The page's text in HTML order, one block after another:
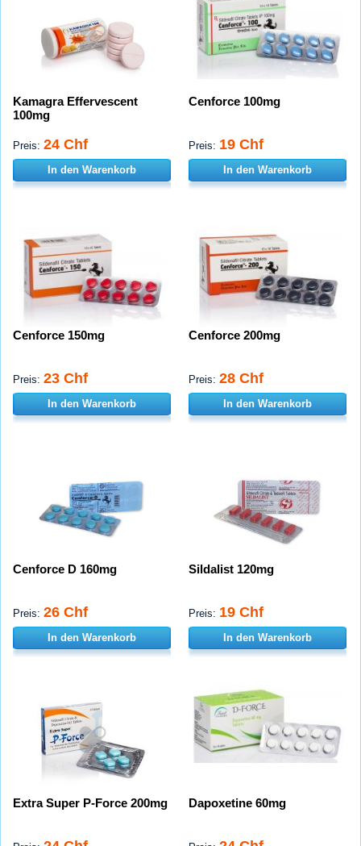
Kamagra Effervescent
100mg
Preis: 24 Chf
In den Warenkorb
Cenforce 100mg
Preis: 19 Chf
In den Warenkorb
Cenforce 150mg
Preis: 23 Chf
In den Warenkorb
Cenforce 200mg
Preis: 28 Chf
In den Warenkorb
Cenforce D 160mg
Preis: 26 Chf
In den Warenkorb
Sildalist 120mg
Preis: 19 Chf
In den Warenkorb
Extra Super P-Force 200mg Dapoxetine 60mg